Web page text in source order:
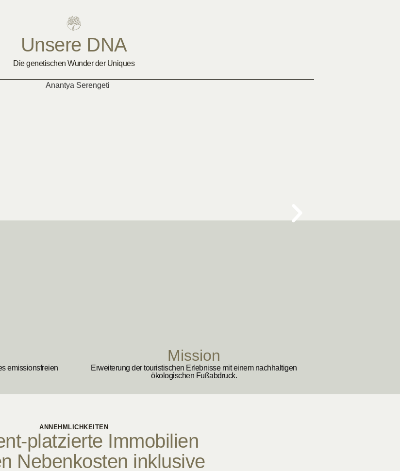
Unsere DNA
Die genetischen Wunder der Uniques
emissionsfreien
Mission
Erweiterung der touristischen Erlebnisse mit einem nachhaltigen
ökologischen Fußabdruck.
ANNEHMLICHKEITEN
platzierte Immobilien
Nebenkosten inklusive